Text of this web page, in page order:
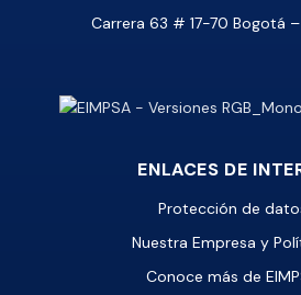
Carrera 63 # 17-70 Bogotá
ENLACES DE
Protección de
Nuestra Empresa y
Conoce más de